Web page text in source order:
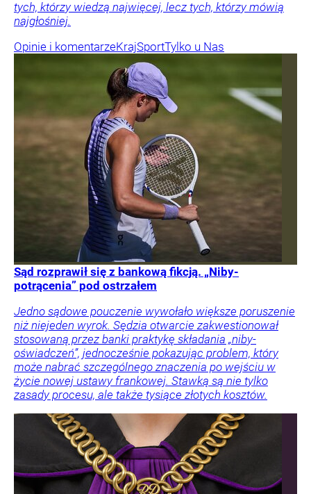
tych, którzy wiedzą najwięcej, lecz tych, którzy mówią
najgłośniej.
Opinie i komentarzeKrajSportTylko u Nas
Sąd rozprawił się z bankową fikcją. „Niby-
potrącenia” pod ostrzałem
Jedno sądowe pouczenie wywołało większe poruszenie
niż niejeden wyrok. Sędzia otwarcie zakwestionował
stosowaną przez banki praktykę składania „niby-
oświadczeń”, jednocześnie pokazując problem, który
może nabrać szczególnego znaczenia po wejściu w
życie nowej ustawy frankowej. Stawką są nie tylko
zasady procesu, ale także tysiące złotych kosztów.